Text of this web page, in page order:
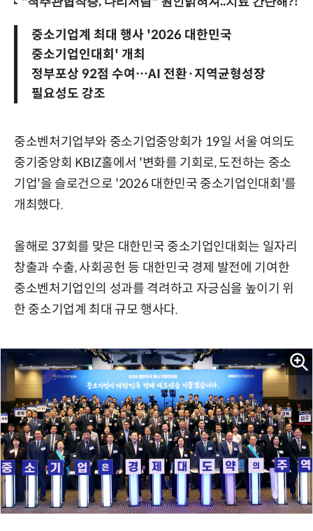
중소기업계 최대 행사 '2026 대한민국
중소기업인대회' 개최
정부포상 92점 수여…AI 전환·지역균형성장
필요성도 강조
중소벤처기업부와 중소기업중앙회가 19일 서울 여의도
중기중앙회 KBIZ홀에서 '변화를 기회로, 도전하는 중소
기업'을 슬로건으로 '2026 대한민국 중소기업인대회'를
개최했다.
올해로 37회를 맞은 대한민국 중소기업인대회는 일자리
창출과 수출, 사회공헌 등 대한민국 경제 발전에 기여한
중소벤처기업인의 성과를 격려하고 자긍심을 높이기 위
한 중소기업계 최대 규모 행사다.